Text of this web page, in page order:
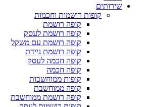
רושמות וחכמות
קופה רושמת לעסק
קופה רושמת עם משקל
קופה רושמת ניידת
קופה חכמה לעסק
קופות ממוחשבות
קופה ממוחשבת
קופה רושמת ממוחשבת